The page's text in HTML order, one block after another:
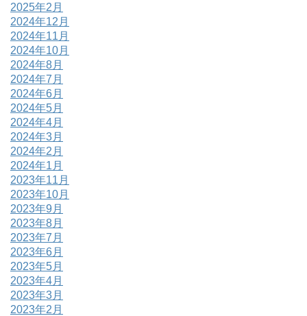
2025年2月
2024年12月
2024年11月
2024年10月
2024年8月
2024年7月
2024年6月
2024年5月
2024年4月
2024年3月
2024年2月
2024年1月
2023年11月
2023年10月
2023年9月
2023年8月
2023年7月
2023年6月
2023年5月
2023年4月
2023年3月
2023年2月